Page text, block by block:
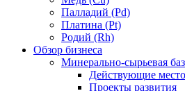
Палладий (Pd)
Платина (Pt)
Родий (Rh)
Обзор бизнеса
Минерально-сырьевая
Действующие
Проекты развития